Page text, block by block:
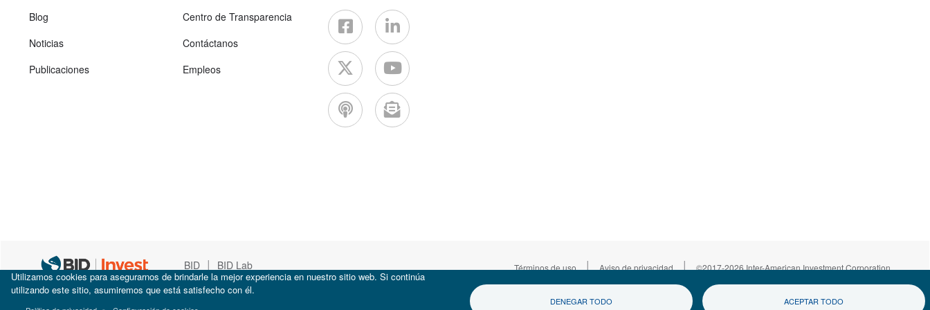
Blog
Noticias
Publicaciones
Centro de Transparencia
Contáctanos
Empleos
BID | BID Lab Términos de uso | Aviso de privacidad | ©2017-2026 Inter-American Investment Corporation
Utilizamos cookies para asegurarnos de brindarle la mejor experiencia en nuestro sitio web. Si continúa
utilizando este sitio, asumiremos que está satisfecho con él.
DENEGAR TODO ACEPTAR TODO